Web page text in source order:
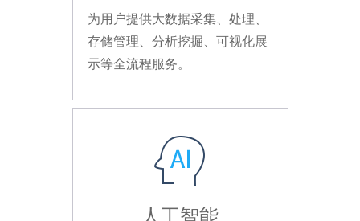
为用户提供大数据采集、处理、
存储管理、分析挖掘、可视化展
示等全流程服务。
人工智能